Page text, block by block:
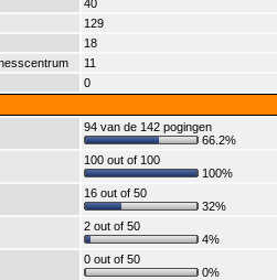
40
129
18
11
0
94 van de 142 pogingen
66.2%
100 out of 100
100%
16 out of 50
32%
2 out of 50
4%
0 out of 50
0%